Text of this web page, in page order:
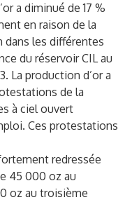
a diminué de 17 %
en raison de la
dans les différentes
du réservoir CIL au
La production d’or a
de la
à ciel ouvert
Ces protestations
redressée
45 000 oz au
oz au troisième